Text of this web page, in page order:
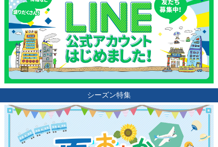
シーズン特集